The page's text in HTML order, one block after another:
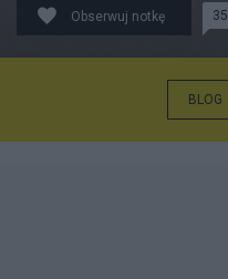
Obserwuj notkę 35
BLOG